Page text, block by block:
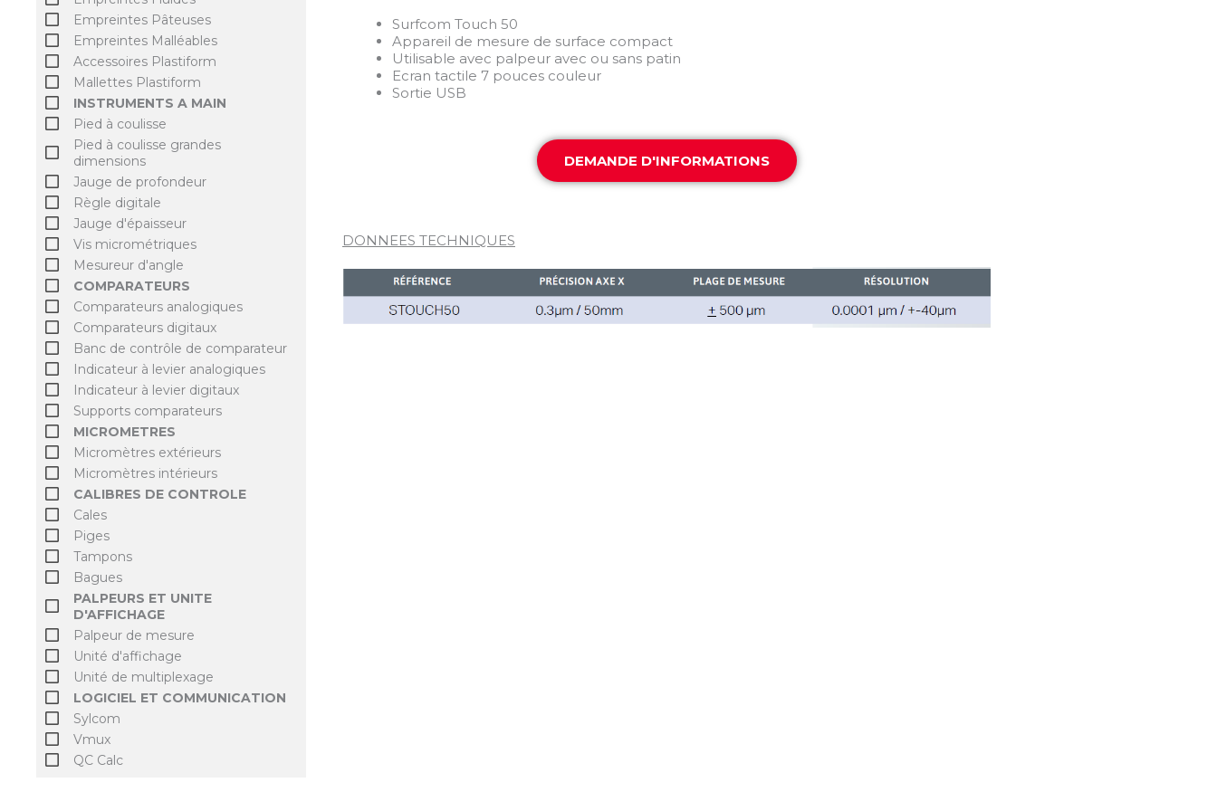
Empreintes Pâteuses
Empreintes Malléables
Accessoires Plastiform
Mallettes Plastiform
INSTRUMENTS A MAIN
Pied à coulisse
Pied à coulisse grandes
dimensions
Jauge de profondeur
Règle digitale
Jauge d'épaisseur
Vis micrométriques
Mesureur d'angle
COMPARATEURS
Comparateurs analogiques
Comparateurs digitaux
Banc de contrôle de comparateur
Indicateur à levier analogiques
Indicateur à levier digitaux
Supports comparateurs
MICROMETRES
Micromètres extérieurs
Micromètres intérieurs
CALIBRES DE CONTROLE
Cales
Piges
Tampons
Bagues
PALPEURS ET UNITE
D'AFFICHAGE
Palpeur de mesure
Unité d'affichage
Unité de multiplexage
LOGICIEL ET COMMUNICATION
Sylcom
Vmux
QC Calc
Surfcom Touch 50
Appareil de mesure de surface compact
Utilisable avec palpeur avec ou sans patin
Ecran tactile 7 pouces couleur
Sortie USB
DEMANDE D'INFORMATIONS
DONNEES TECHNIQUES